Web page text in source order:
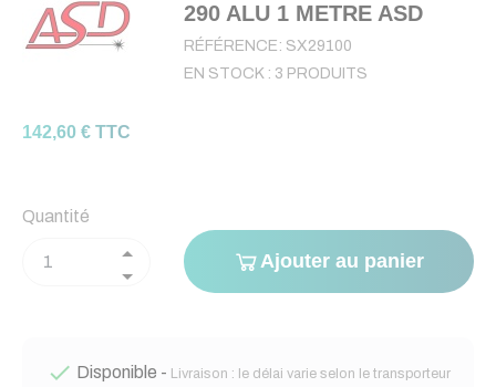
290 ALU 1 METRE ASD
RÉFÉRENCE: SX29100
EN STOCK : 3 PRODUITS
142,60 € TTC
Quantité
Ajouter au panier
 Disponible - Livraison : le délai varie selon le transporteur